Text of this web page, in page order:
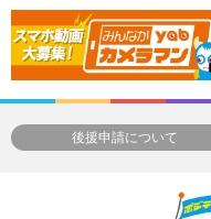
後援申請について